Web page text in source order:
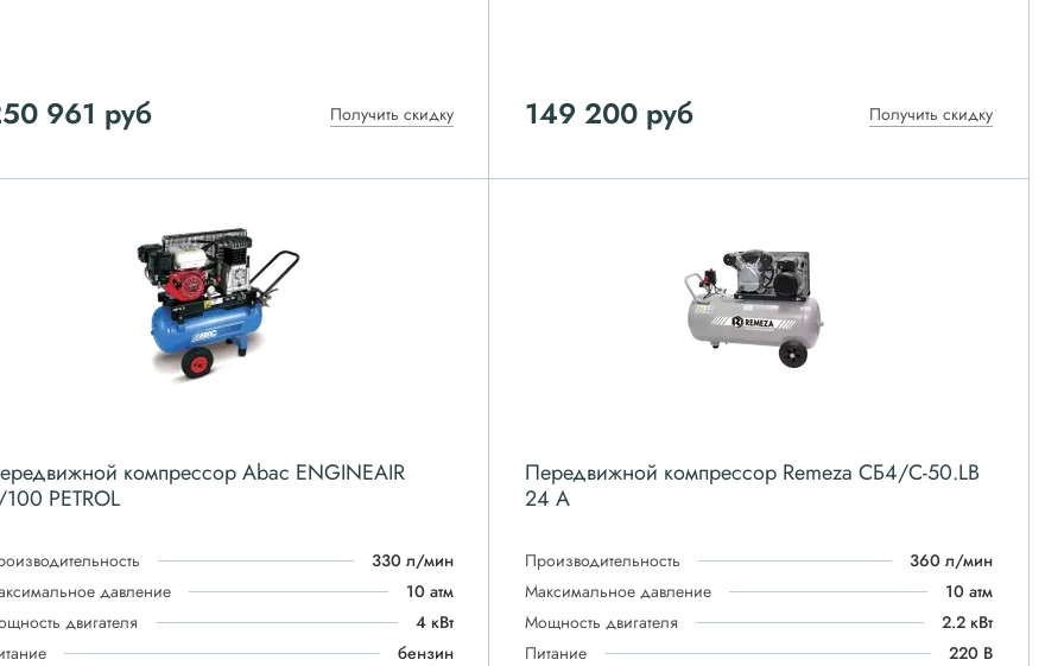
961 руб Получить скидку 149 200руб Получить скидку
компрессор Abac ENGINEAIR
PETROL
330 л/мин
давление
10 атм
двигателя
4 кВт
бензин
Передвижной компрессор Remeza СБ4/С-50.LB
24 A
Производительность
360 л/мин
Максимальное давление
10 атм
Мощность двигателя
2.2 кВт
Питание
220 В